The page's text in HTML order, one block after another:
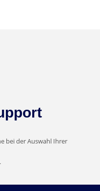
bei der Auswahl Ihrer